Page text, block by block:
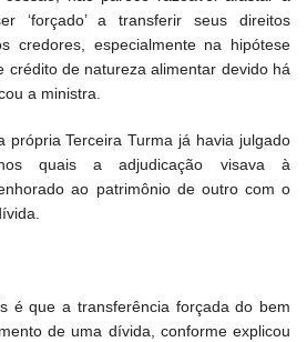
‘forçado’ a transferir seus direitos
credores, especialmente na hipótese
crédito de natureza alimentar devido há
a ministra.
própria Terceira Turma já havia julgado
quais a adjudicação visava à
ao patrimônio de outro com o
é que a transferência forçada do bem
de uma dívida, conforme explicou